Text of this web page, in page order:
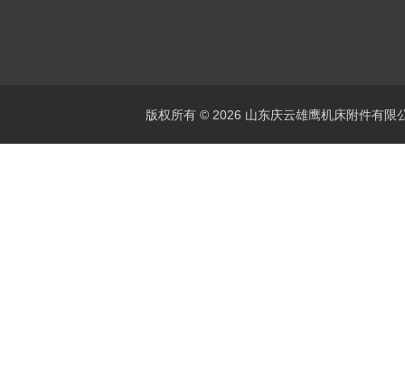
版权所有 © 2026 山东庆云雄鹰机床附件有